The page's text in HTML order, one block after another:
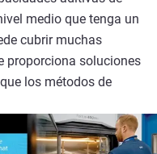
medio que tenga un
cubrir muchas
proporciona soluciones
los métodos de